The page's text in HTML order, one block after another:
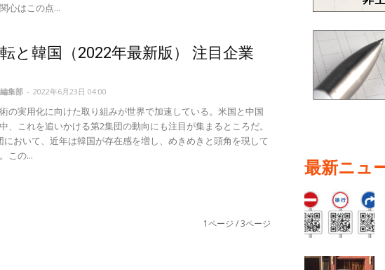
心はこの点...
と韓国（2022年最新版） 注目企業
集部 - 2022年6月23日 04:00
の実用化に向けた取り組みが世界で加速している。米国と中国
、これを追いかける第2集団の動向にも注目が集まるところだ。
において、近年は韓国が存在感を増し、めきめきと頭角を現して
この...
1ページ / 3ページ
最新ニュ